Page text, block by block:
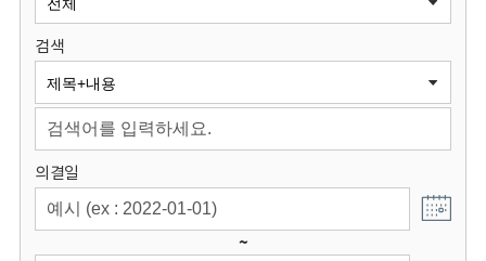
원
회
검색
의결일
~